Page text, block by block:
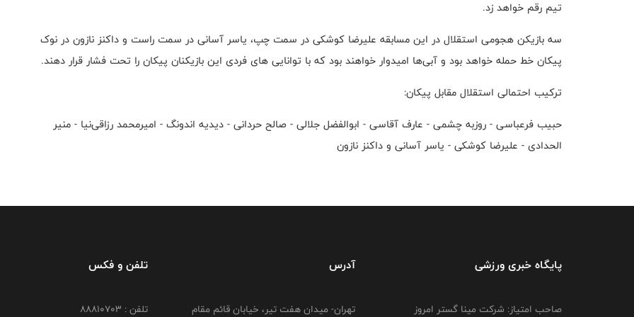
تیم رقم خواهد زد.
سه بازیکن هجومی استقلال در این مسابقه علیرضا کوشکی در سمت چپ، یاسر آسانی در سمت راست و داکنز نازون در نوک
پیکان خط حمله خواهد بود و آبی‌ها امیدوار خواهند بود که با توانایی های فردی این بازیکنان پیکان را تحت فشار قرار دهند.
ترکیب احتمالی استقلال مقابل پیکان:
حبیب فرعباسی - روزبه چشمی - عارف آقاسی - ابوالفضل جلالی - صالح حردانی - دیدیه اندونگ - امیرمحمد رزاقی‌نیا - منیر
الحدادی - علیرضا کوشکی - یاسر آسانی و داکنز نازون
پایگاه خبری ورزشی
صاحب امتیاز: شرکت مینا گستر امروز
آدرس
تهران- میدان هفت تیر، خیابان قائم مقام
تلفن و فکس
تلفن : 88810703